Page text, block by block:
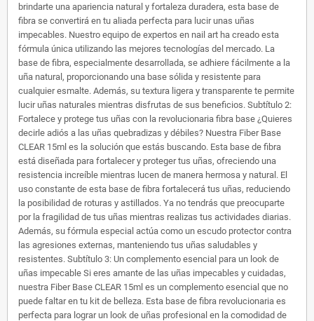
brindarte una apariencia natural y fortaleza duradera, esta base de
fibra se convertirá en tu aliada perfecta para lucir unas uñas
impecables. Nuestro equipo de expertos en nail art ha creado esta
fórmula única utilizando las mejores tecnologías del mercado. La
base de fibra, especialmente desarrollada, se adhiere fácilmente a la
uña natural, proporcionando una base sólida y resistente para
cualquier esmalte. Además, su textura ligera y transparente te permite
lucir uñas naturales mientras disfrutas de sus beneficios. Subtítulo 2:
Fortalece y protege tus uñas con la revolucionaria fibra base ¿Quieres
decirle adiós a las uñas quebradizas y débiles? Nuestra Fiber Base
CLEAR 15ml es la solución que estás buscando. Esta base de fibra
está diseñada para fortalecer y proteger tus uñas, ofreciendo una
resistencia increíble mientras lucen de manera hermosa y natural. El
uso constante de esta base de fibra fortalecerá tus uñas, reduciendo
la posibilidad de roturas y astillados. Ya no tendrás que preocuparte
por la fragilidad de tus uñas mientras realizas tus actividades diarias.
Además, su fórmula especial actúa como un escudo protector contra
las agresiones externas, manteniendo tus uñas saludables y
resistentes. Subtítulo 3: Un complemento esencial para un look de
uñas impecable Si eres amante de las uñas impecables y cuidadas,
nuestra Fiber Base CLEAR 15ml es un complemento esencial que no
puede faltar en tu kit de belleza. Esta base de fibra revolucionaria es
perfecta para lograr un look de uñas profesional en la comodidad de